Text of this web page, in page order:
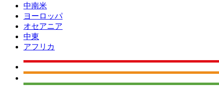
中南米
ヨーロッパ
オセアニア
中東
アフリカ